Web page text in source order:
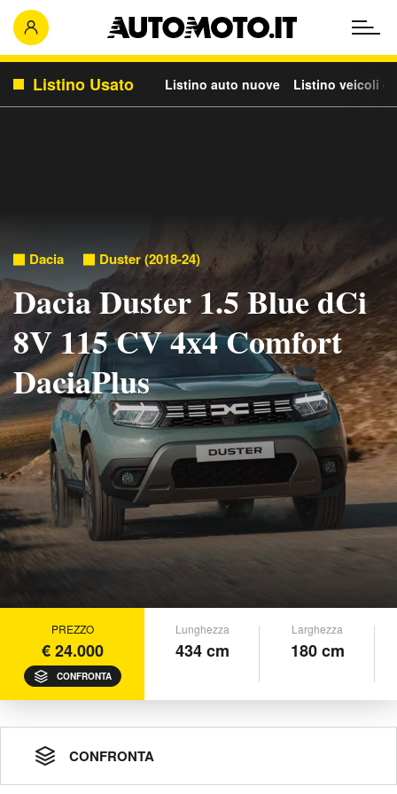
Listino Usato Listino auto nuove Listino veicoli
Dacia Duster (2018-24)
Dacia Duster 1.5 Blue dCi
8V 115 CV 4x4 Comfort
DaciaPlus
PREZZO
€ 24.000
CONFRONTA
Lunghezza
434 cm
Larghezza
180 cm
CONFRONTA